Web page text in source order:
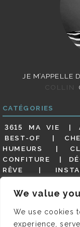
We value
We use cookies
experience,
JE M’APPELLE
COLLIN
CATÉGORIES
3615 MA VIE
BEST-OF
HUMEURS
CONFITURE
RÊVE
MES ADRESSES
GUIDE
PARIS
REVUE DE